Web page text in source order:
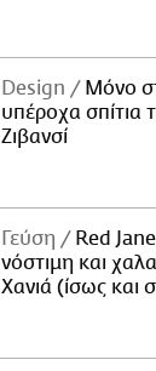
Design
Μόνο
υπέροχα σπίτια
Ζιβανσί
Γεύση
Red
νόστιμη και
Χανιά (ίσως και